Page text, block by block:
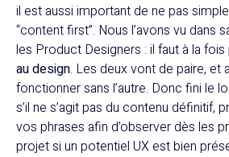
il est aussi important de ne pas
“content first”. Nous l’avons vu dans
les Product Designers : il faut à la fois
au design. Les deux vont de paire, et
fonctionner sans l’autre. Donc fini le
s’il ne s’agit pas du contenu définitif,
vos phrases afin d’observer dès les
projet si un potentiel UX est bien